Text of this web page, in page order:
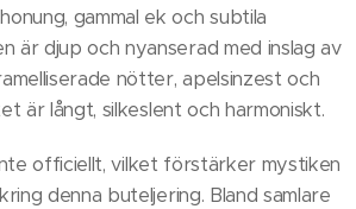
gammal ek och subtila
är djup och nyanserad med inslag av
nötter, apelsinzest och
är långt, silkeslent och harmoniskt.
officiellt, vilket förstärker mystiken
denna buteljering. Bland samlare